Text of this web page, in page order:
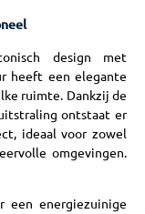
design met
heeft een elegante
ruimte. Dankzij de
ontstaat er
ideaal voor zowel
omgevingen.
een energiezuinige